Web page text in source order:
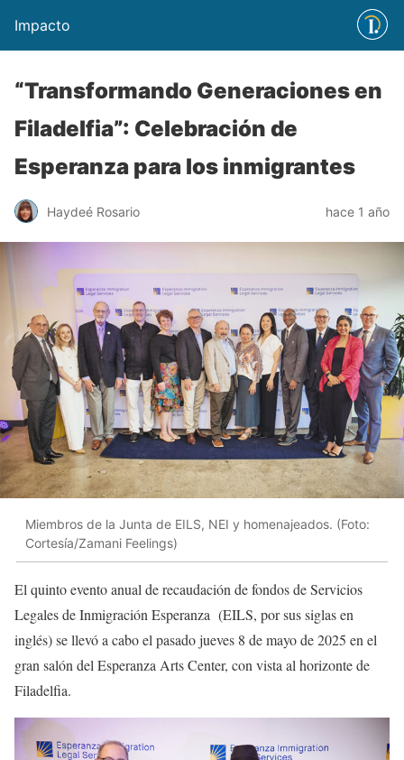
Impacto
“Transformando Generaciones en
Filadelfia”: Celebración de
Esperanza para los inmigrantes
Haydeé Rosario hace 1 año
Miembros de la Junta de EILS, NEI y homenajeados. (Foto:
Cortesía/Zamani Feelings)
El quinto evento anual de recaudación de fondos de Servicios
Legales de Inmigración Esperanza (EILS, por sus siglas en
inglés) se llevó a cabo el pasado jueves 8 de mayo de 2025 en el
gran salón del Esperanza Arts Center, con vista al horizonte de
Filadelfia.